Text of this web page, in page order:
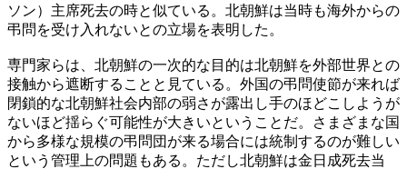
ソン）主席死去の時と似ている。北朝鮮は当時も海外からの
弔問を受け入れないとの立場を表明した。
専門家らは、北朝鮮の一次的な目的は北朝鮮を外部世界との
接触から遮断することと見ている。外国の弔問使節が来れば
閉鎖的な北朝鮮社会内部の弱さが露出し手のほどこしようが
ないほど揺らぐ可能性が大きいということだ。さまざまな国
から多様な規模の弔問団が来る場合には統制するのが難しい
という管理上の問題もある。ただし北朝鮮は金日成死去当